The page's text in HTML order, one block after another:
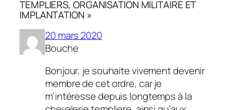
TEMPLIERS, ORGANISATION MILITAIRE ET
IMPLANTATION »
20 mars 2020
Bouche
Bonjour, je souhaite vivement devenir
membre de cet ordre, car je
m’intéresse depuis longtemps à la